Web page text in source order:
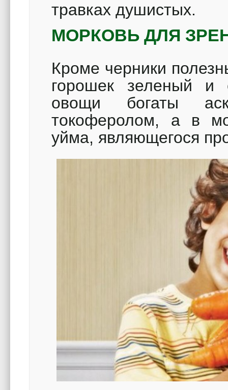
травках душистых.
МОРКОВЬ ДЛЯ
Кроме черники
горошек зеленый и
овощи богаты
токоферолом, а в
уйма, являющегося